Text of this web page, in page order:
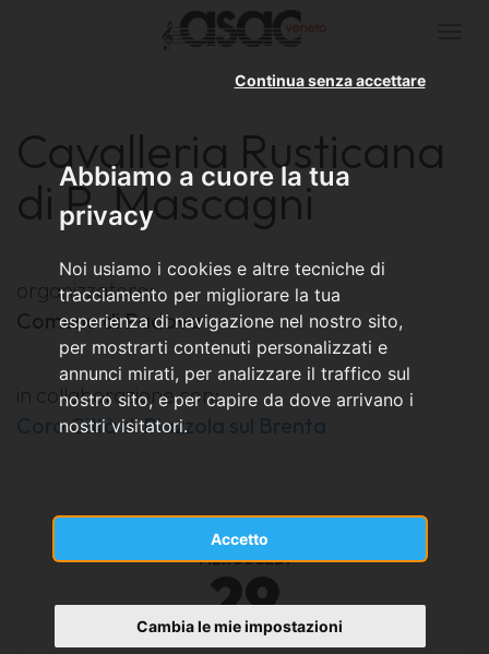
Abbiamo a cuore la tua
privacy
Noi usiamo i cookies e altre tecniche di
tracciamento per migliorare la tua
esperienza di navigazione nel nostro sito,
per mostrarti contenuti personalizzati e
annunci mirati, per analizzare il traffico sul
nostro sito, e per capire da dove arrivano i
nostri visitatori.
Accetto
Continua senza accettare
Cambia le mie impostazioni
Cavalleria Rusticana
di P. Mascagni
organizzatore:
Comune di Padova
in collaborazione con:
Coro Città di Piazzola sul Brenta
MERCOLEDÌ
29
LUGLIO 2026